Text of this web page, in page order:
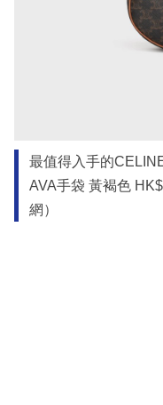
最值得入手的
AVA手袋 黃褐色
網）